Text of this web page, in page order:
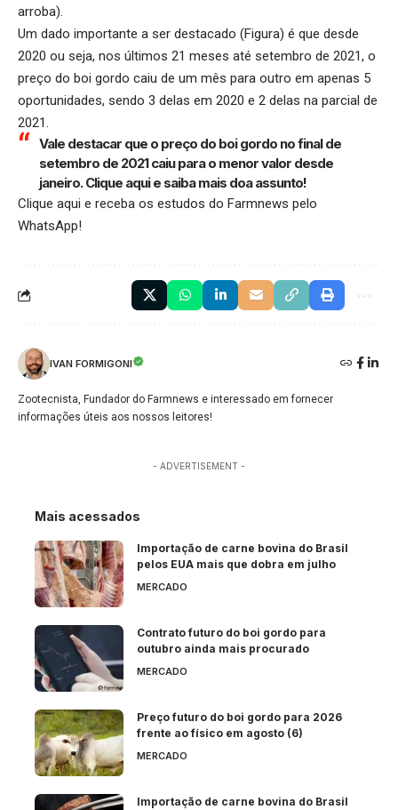
arroba).
Um dado importante a ser destacado (Figura) é que desde
2020 ou seja, nos últimos 21 meses até setembro de 2021, o
preço do boi gordo caiu de um mês para outro em apenas 5
oportunidades, sendo 3 delas em 2020 e 2 delas na parcial de
2021.
Vale destacar que o preço do boi gordo no final de
setembro de 2021 caiu para o menor valor desde
janeiro.Clique aqui e saiba mais doa assunto!
Clique aqui e receba os estudos do Farmnews pelo
WhatsApp!
IVAN FORMIGONI
Zootecnista, Fundador do Farmnews e interessado em fornecer
informações úteis aos nossos leitores!
- ADVERTISEMENT -
Mais acessados
Importação de carne bovina do Brasil
pelos EUA mais que dobra em julho
MERCADO
Contrato futuro do boi gordo para
outubro ainda mais procurado
MERCADO
Preço futuro do boi gordo para 2026
frente ao físico em agosto (6)
MERCADO
Importação de carne bovina do Brasil